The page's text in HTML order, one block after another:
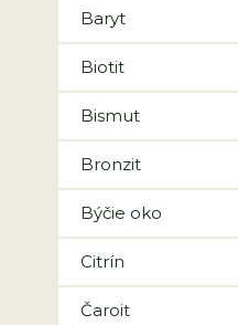
Baryt
Biotit
Bismut
Bronzit
Býčie oko
Citrín
Čaroit